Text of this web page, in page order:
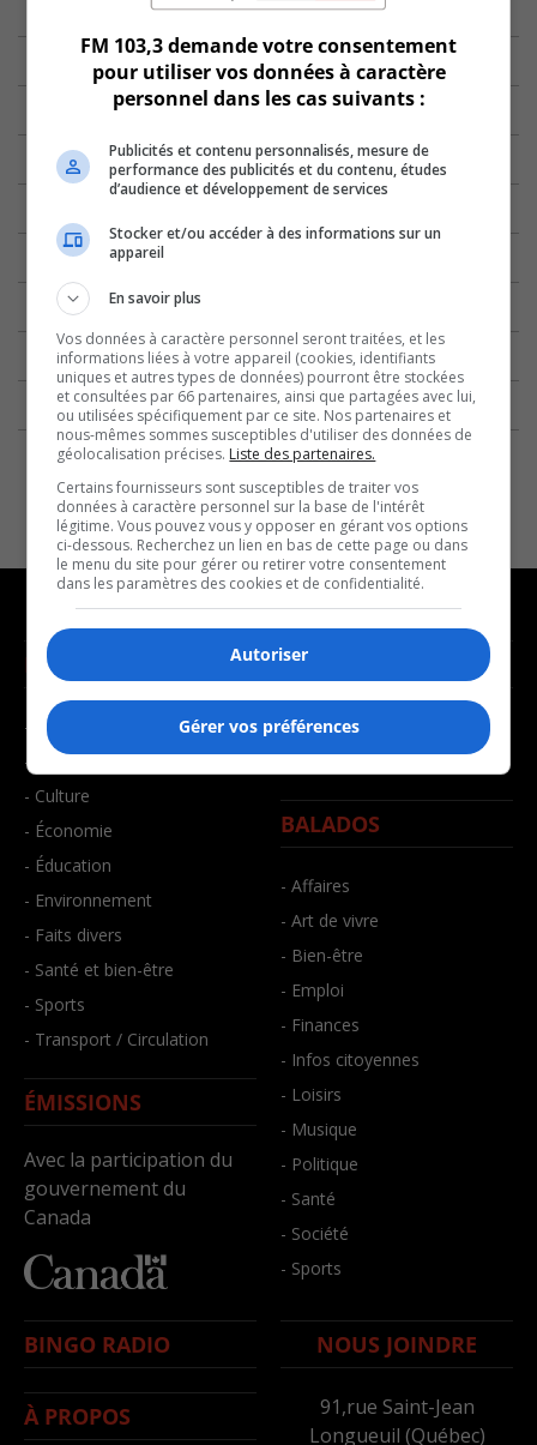
NOUVELLES
- Affaires municipales
- Communauté / Social
- Culture
- Économie
- Éducation
- Environnement
- Faits divers
- Santé et bien-être
- Sports
- Transport / Circulation
ÉMISSIONS
Avec la participation du
gouvernement du
Canada
MUSIQUE
- Décompte franco
- Joué récemment
BALADOS
- Affaires
- Art de vivre
- Bien-être
- Emploi
- Finances
- Infos citoyennes
- Loisirs
- Musique
- Politique
- Santé
- Société
- Sports
BINGO RADIO
À PROPOS
NOUS JOINDRE
91,rue Saint-Jean
Longueuil (Québec)
FM 103,3 demande votre consentement
pour utiliser vos données à caractère
personnel dans les cas suivants :
Publicités et contenu personnalisés, mesure de
performance des publicités et du contenu, études
d’audience et développement de services
Stocker et/ou accéder à des informations sur un
appareil
En savoir plus
Vos données à caractère personnel seront traitées, et les
informations liées à votre appareil (cookies, identifiants
uniques et autres types de données) pourront être stockées
et consultées par 66 partenaires, ainsi que partagées avec lui,
ou utilisées spécifiquement par ce site. Nos partenaires et
nous-mêmes sommes susceptibles d'utiliser des données de
géolocalisation précises. Liste des partenaires.
Certains fournisseurs sont susceptibles de traiter vos
données à caractère personnel sur la base de l'intérêt
légitime. Vous pouvez vous y opposer en gérant vos options
ci-dessous. Recherchez un lien en bas de cette page ou dans
le menu du site pour gérer ou retirer votre consentement
dans les paramètres des cookies et de confidentialité.
Autoriser
Gérer vos préférences